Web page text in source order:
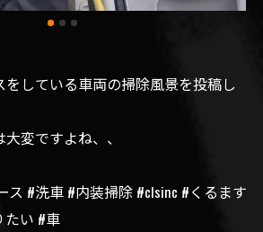
している車両の掃除風景を投稿し
変ですよね、、
ス #洗車 #内装掃除 #clsinc #くるます
たい #車